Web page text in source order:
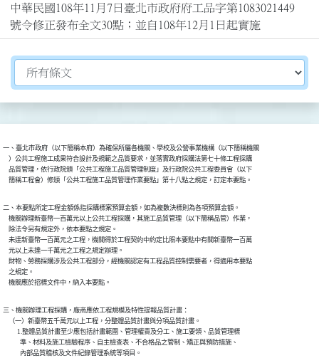
中華民國108年11月7日臺北市政府府工品字第1083021449
號令修正發布全文30點；並自108年12月1日起實施
切換選擇法規資訊內容
一、臺北市政府（以下簡稱本府）為確保所屬各機關、學校及公營事業機構（以下簡稱機關
    ）公共工程施工成果符合設計及規範之品質要求，並落實政府採購法第七十條工程採購
    品質管理，依行政院頒「公共工程施工品質管理制度」及行政院公共工程委員會（以下
    簡稱工程會）修頒「公共工程施工品質管理作業要點」第十八點之規定，訂定本要點。
二、本要點所定工程金額係指採購標案預算金額，如為複數決標則為各項預算金額。
    機關辦理新臺幣一百萬元以上公共工程採購，其施工品質管理（以下簡稱品管）作業，
    除法令另有規定外，依本要點之規定。
    未達新臺幣一百萬元之工程，機關得於工程契約中約定比照本要點中有關新臺幣一百萬
    元以上未達一千萬元之工程之規定辦理。
    財物、勞務採購涉及公共工程部分，經機關認定有工程品質控制需要者，得適用本要點
    之規定。
    機關應於招標文件中，納入本要點。
三、機關辦理工程採購，廠商應依工程規模及特性提報品質計畫：
    （一）新臺幣五千萬元以上工程，分整體品質計畫與分項品質計畫。
          1.整體品質計畫至少應包括計畫範圍、管理權責及分工、施工要領、品質管理標
            準、材料及施工檢驗程序、自主檢查表、不合格品之管制、矯正與預防措施、
            內部品質稽核及文件紀錄管理系統等項目。